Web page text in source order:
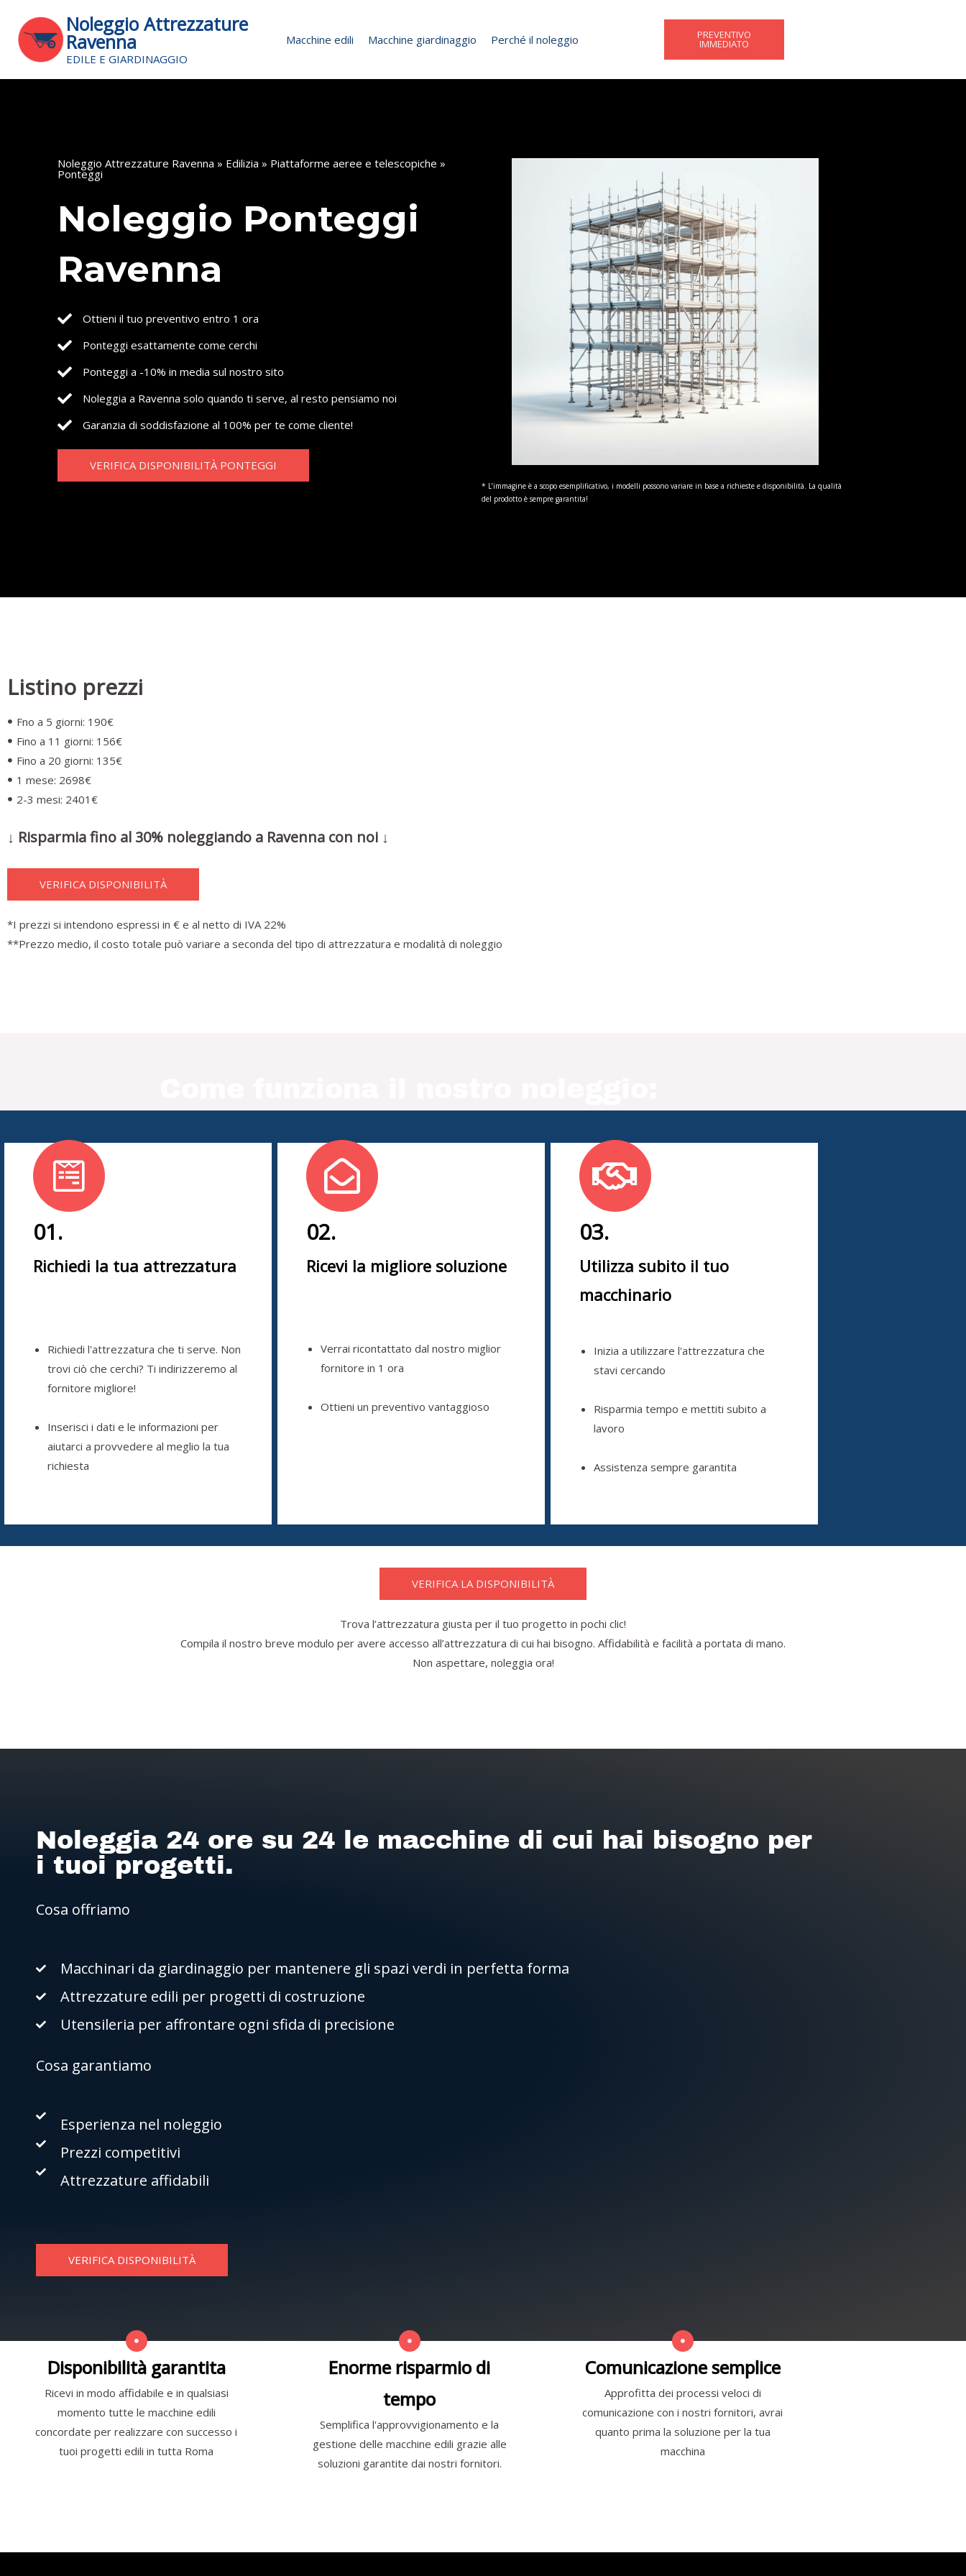
contenuto
Noleggio Attrezzature
Ravenna
EDILE E GIARDINAGGIO
Macchine edili Macchine giardinaggio Perché il noleggio PREVENTIVO
IMMEDIATO
Noleggio Attrezzature Ravenna » Edilizia » Piattaforme aeree e telescopiche »
Ponteggi
Noleggio Ponteggi
Ravenna
Ottieni il tuo preventivo entro 1 ora
Ponteggi esattamente come cerchi
Ponteggi a -10% in media sul nostro sito
Noleggia a Ravenna solo quando ti serve, al resto pensiamo noi
Garanzia di soddisfazione al 100% per te come cliente!
VERIFICA DISPONIBILITÀ PONTEGGI
* L’immagine è a scopo esemplificativo, i modelli possono variare in base a richieste e disponibilità. La qualità
del prodotto è sempre garantita!
Listino prezzi
Fno a 5 giorni: 190€
Fino a 11 giorni: 156€
Fino a 20 giorni: 135€
1 mese: 2698€
2-3 mesi: 2401€
↓ Risparmia fino al 30% noleggiando a Ravenna con noi ↓
VERIFICA DISPONIBILITÀ
*I prezzi si intendono espressi in € e al netto di IVA 22%
**Prezzo medio, il costo totale può variare a seconda del tipo di attrezzatura e modalità di noleggio
01.
Richiedi la tua attrezzatura
Richiedi l'attrezzatura che ti serve. Non
trovi ciò che cerchi? Ti indirizzeremo al
fornitore migliore!
Inserisci i dati e le informazioni per
aiutarci a provvedere al meglio la tua
richiesta
02.
Ricevi la migliore soluzione
Verrai ricontattato dal nostro miglior
fornitore in 1 ora
Ottieni un preventivo vantaggioso
03.
Utilizza subito il tuo
macchinario
Inizia a utilizzare l'attrezzatura che
stavi cercando
Risparmia tempo e mettiti subito a
lavoro
Assistenza sempre garantita
VERIFICA LA DISPONIBILITÀ
Trova l’attrezzatura giusta per il tuo progetto in pochi clic!
Compila il nostro breve modulo per avere accesso all’attrezzatura di cui hai bisogno. Affidabilità e facilità a portata di mano.
Non aspettare, noleggia ora!
Noleggia 24 ore su 24 le macchine di cui hai bisogno per
i tuoi progetti.
Cosa offriamo
Macchinari da giardinaggio per mantenere gli spazi verdi in perfetta forma
Attrezzature edili per progetti di costruzione
Utensileria per affrontare ogni sfida di precisione
Cosa garantiamo
Esperienza nel noleggio
Prezzi competitivi
Attrezzature affidabili
VERIFICA DISPONIBILITÀ
Disponibilità garantita
Ricevi in modo affidabile e in qualsiasi
momento tutte le macchine edili
concordate per realizzare con successo i
tuoi progetti edili in tutta Roma
Enorme risparmio di
tempo
Semplifica l'approvvigionamento e la
gestione delle macchine edili grazie alle
soluzioni garantite dai nostri fornitori.
Comunicazione semplice
Approfitta dei processi veloci di
comunicazione con i nostri fornitori, avrai
quanto prima la soluzione per la tua
macchina